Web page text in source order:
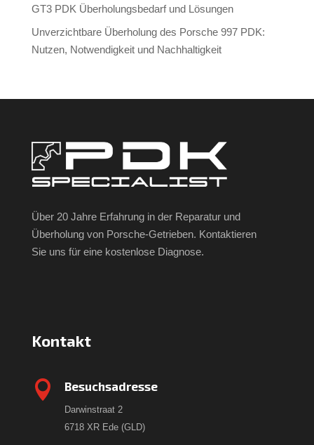
GT3 PDK Überholungsbedarf und Lösungen
Unverzichtbare Überholung des Porsche 997 PDK:
Nutzen, Notwendigkeit und Nachhaltigkeit
Über 20 Jahre Erfahrung in der Reparatur und
Überholung von Porsche-Getrieben. Kontaktieren
Sie uns für eine kostenlose Diagnose.
Kontakt
 Besuchsadresse
Darwinstraat 2
6718 XR Ede (GLD)